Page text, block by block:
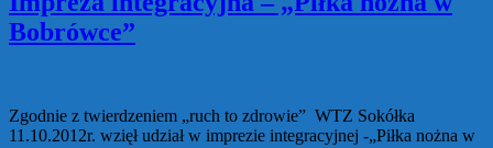
Bobrówce”
Zgodnie z twierdzeniem „ruch to zdrowie” WTZ Sokółka
11.10.2012r. wzięł udział w imprezie integracyjnej -„Piłka nożna w